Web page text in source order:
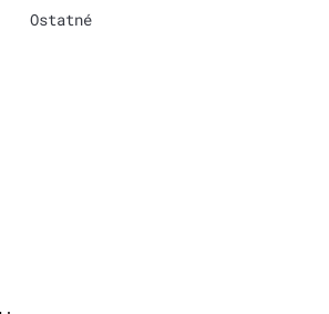
Ostatné